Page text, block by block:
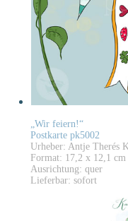
„Wir feiern!“
Postkarte pk5002
Urheber: Antje Therés
Format: 17,2 x 12,1 cm
Ausrichtung: quer
Lieferbar: sofort